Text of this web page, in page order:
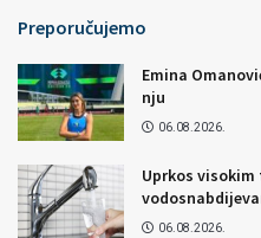
Preporučujemo
Emina
nju
06.08.2026.
Uprkos
06.08.2026.